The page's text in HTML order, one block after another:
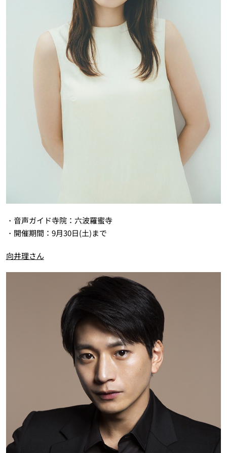
・音声ガイド寺院：六波羅蜜寺
・開催期間：9月30日(土)まで
向井理さん